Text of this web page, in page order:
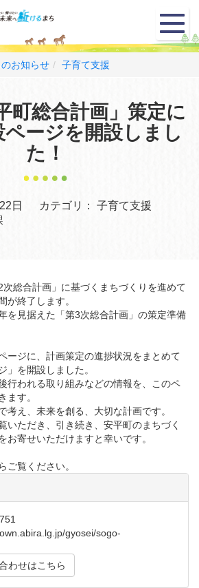
メ
ニ
ュ
お知らせ 子育て支援
町総合計画」策定に
ージを開設しまし
た！
日 カテゴリ：
子育て支援
総合計画」に基づくまちづくりを進めて
が終了します。
を見据えた「第3次総合計画」の策定準備
ージに、計画策定の進捗状況をまとめて
」を開設しました。
行われる取り組みなどの情報を、このペ
ます。
考え、未来を創る、大切な計画です。
いただき、引き続き、安平町のまちづく
お寄せいただけますと幸いです。
覧ください。
gyosei/sogo-
わせはこちら